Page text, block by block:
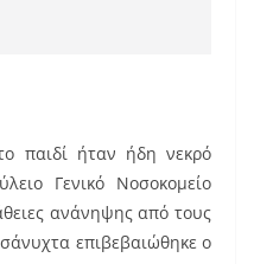
παιδί ήταν ήδη νεκρό
Γενικό Νοσοκομείο
ανάνηψης από τους
επιβεβαιώθηκε ο